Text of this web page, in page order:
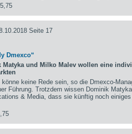
Seite 17
Dmexco“
Matyka und Milko Malev wollen eine
keine Rede sein, so die Dmexco-
Führung. Trotzdem wissen Dominik
& Media, dass sie künftig noch